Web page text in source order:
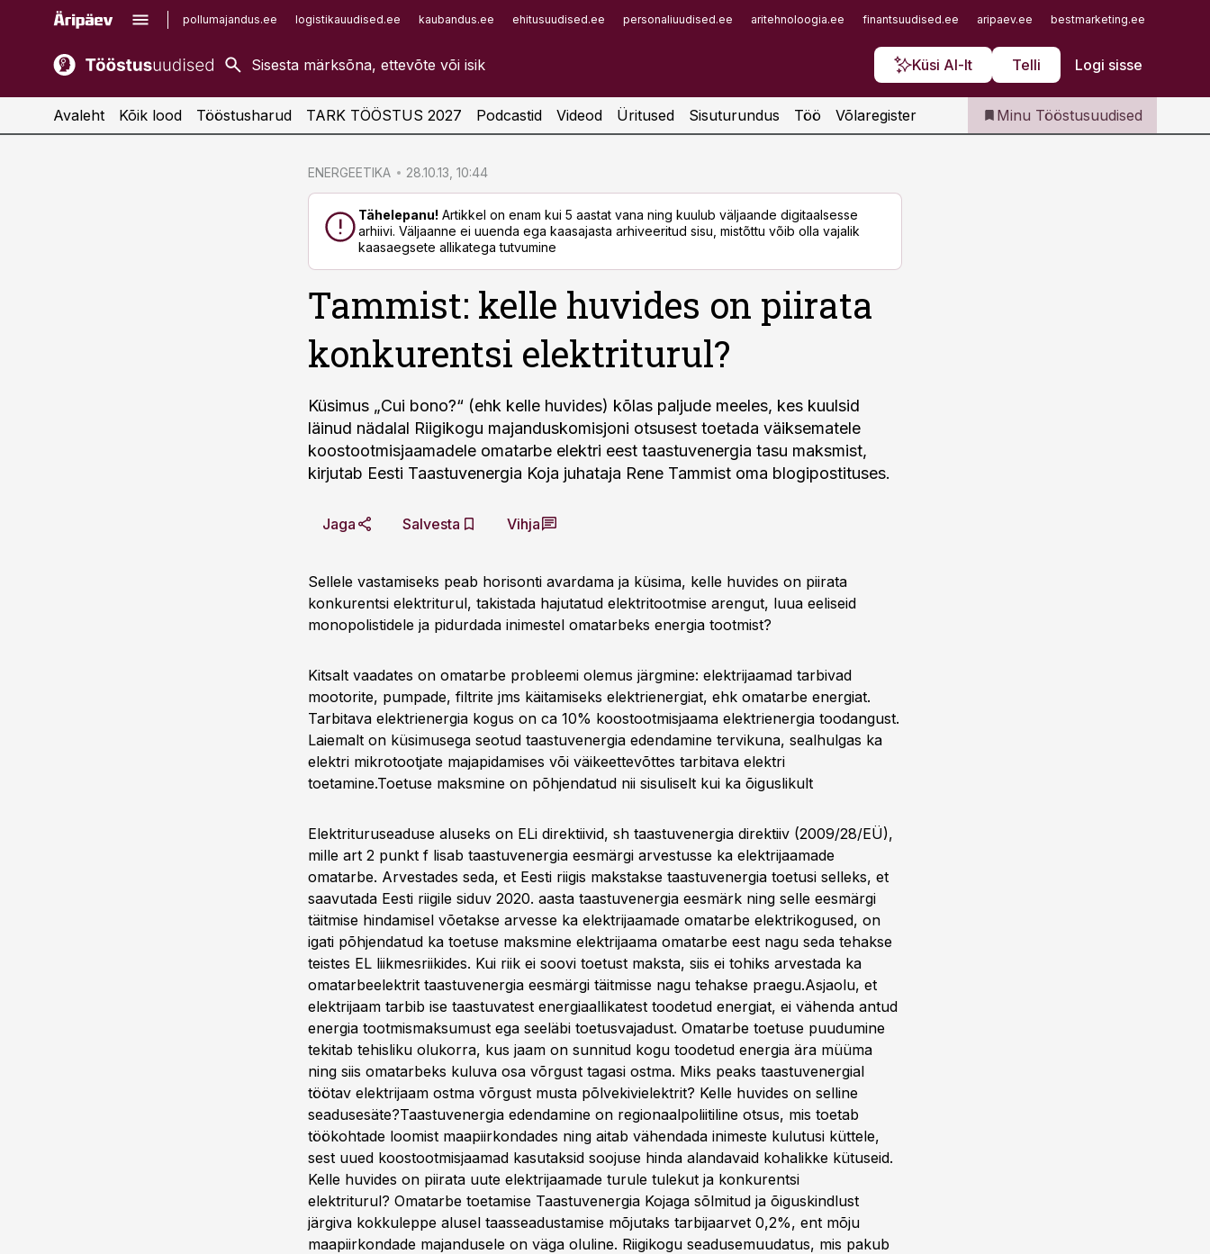
pollumajandus.ee logistikauudised.ee kaubandus.ee ehitusuudised.ee personaliuudised.ee aritehnoloogia.ee finantsuudised.ee aripaev.ee bestmarketing.ee
Küsi AI-lt Telli Logi sisse
kaubandus.ee
kinnisvarauudised.ee
imelineajalugu.ee
Infopank
Iseteenindus
Telli Tööstusuudised
Avaleht Kõik lood Tööstusharud TARK TÖÖSTUS 2027 Podcastid Videod Üritused Sisuturundus Töö Võlaregister Minu Tööstusuudised
ENERGEETIKA 28.10.13, 10:44
Tähelepanu! Artikkel on enam kui 5 aastat vana ning kuulub väljaande digitaalsesse
arhiivi. Väljaanne ei uuenda ega kaasajasta arhiveeritud sisu, mistõttu võib olla vajalik
kaasaegsete allikatega tutvumine
Tammist: kelle huvides on piirata
konkurentsi elektriturul?
Küsimus „Cui bono?“ (ehk kelle huvides) kõlas paljude meeles, kes kuulsid
läinud nädalal Riigikogu majanduskomisjoni otsusest toetada väiksematele
koostootmisjaamadele omatarbe elektri eest taastuvenergia tasu maksmist,
kirjutab Eesti Taastuvenergia Koja juhataja Rene Tammist oma blogipostituses.
Jaga Salvesta Vihja
Sellele vastamiseks peab horisonti avardama ja küsima, kelle huvides on piirata
konkurentsi elektriturul, takistada hajutatud elektritootmise arengut, luua eeliseid
monopolistidele ja pidurdada inimestel omatarbeks energia tootmist?
Kitsalt vaadates on omatarbe probleemi olemus järgmine: elektrijaamad tarbivad
mootorite, pumpade, filtrite jms käitamiseks elektrienergiat, ehk omatarbe energiat.
Tarbitava elektrienergia kogus on ca 10% koostootmisjaama elektrienergia toodangust.
Laiemalt on küsimusega seotud taastuvenergia edendamine tervikuna, sealhulgas ka
elektri mikrotootjate majapidamises või väikeettevõttes tarbitava elektri
toetamine.Toetuse maksmine on põhjendatud nii sisuliselt kui ka õiguslikult
Elektrituruseaduse aluseks on ELi direktiivid, sh taastuvenergia direktiiv (2009/28/EÜ),
mille art 2 punkt f lisab taastuvenergia eesmärgi arvestusse ka elektrijaamade
omatarbe. Arvestades seda, et Eesti riigis makstakse taastuvenergia toetusi selleks, et
saavutada Eesti riigile siduv 2020. aasta taastuvenergia eesmärk ning selle eesmärgi
täitmise hindamisel võetakse arvesse ka elektrijaamade omatarbe elektrikogused, on
igati põhjendatud ka toetuse maksmine elektrijaama omatarbe eest nagu seda tehakse
teistes EL liikmesriikides. Kui riik ei soovi toetust maksta, siis ei tohiks arvestada ka
omatarbeelektrit taastuvenergia eesmärgi täitmisse nagu tehakse praegu.Asjaolu, et
elektrijaam tarbib ise taastuvatest energiaallikatest toodetud energiat, ei vähenda antud
energia tootmismaksumust ega seeläbi toetusvajadust. Omatarbe toetuse puudumine
tekitab tehisliku olukorra, kus jaam on sunnitud kogu toodetud energia ära müüma
ning siis omatarbeks kuluva osa võrgust tagasi ostma. Miks peaks taastuvenergial
töötav elektrijaam ostma võrgust musta põlvekivielektrit? Kelle huvides on selline
seadusesäte?Taastuvenergia edendamine on regionaalpoliitiline otsus, mis toetab
töökohtade loomist maapiirkondades ning aitab vähendada inimeste kulutusi küttele,
sest uued koostootmisjaamad kasutaksid soojuse hinda alandavaid kohalikke kütuseid.
Kelle huvides on piirata uute elektrijaamade turule tulekut ja konkurentsi
elektriturul? Omatarbe toetamise Taastuvenergia Kojaga sõlmitud ja õiguskindlust
järgiva kokkuleppe alusel taasseadustamise mõjutaks tarbijaarvet 0,2%, ent mõju
maapiirkondade majandusele on väga oluline. Riigikogu seadusemuudatus, mis pakub